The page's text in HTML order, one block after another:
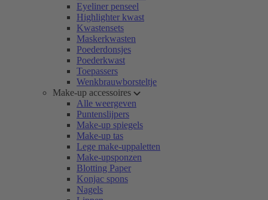
Eyeliner penseel
Highlighter kwast
Kwastensets
Maskerkwasten
Poederdonsjes
Poederkwast
Toepassers
Wenkbrauwborsteltje
Make-up accessoires
Alle weergeven
Puntenslijpers
Make-up spiegels
Make-up tas
Lege make-uppaletten
Make-upsponzen
Blotting Paper
Konjac spons
Nagels